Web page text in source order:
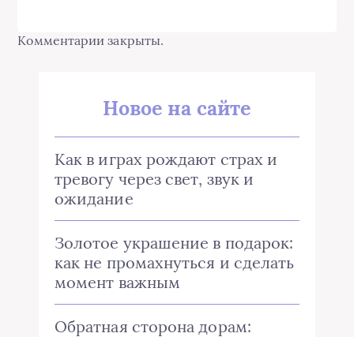
Комментарии закрыты.
Новое на сайте
Как в играх рождают страх и
тревогу через свет, звук и
ожидание
Золотое украшение в подарок:
как не промахнуться и сделать
момент важным
Обратная сторона дорам: